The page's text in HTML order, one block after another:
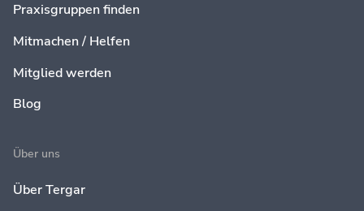
Praxisgruppen finden
Mitmachen / Helfen
Mitglied werden
Blog
Über uns
Über Tergar